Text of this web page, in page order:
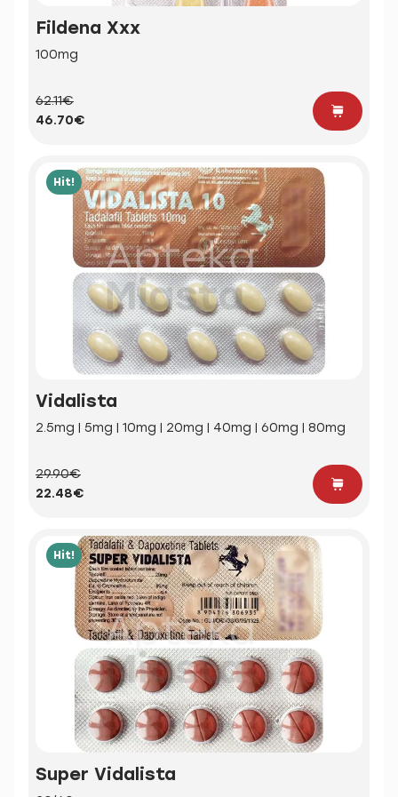
Fildena Xxx
100mg
62.11€
46.70€
Hit!
Vidalista
2.5mg | 5mg | 10mg | 20mg | 40mg | 60mg | 80mg
29.90€
22.48€
Hit!
Super Vidalista